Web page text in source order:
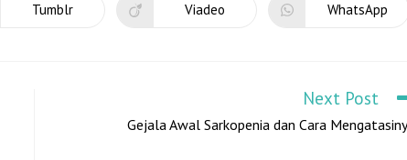
Tumblr Viadeo WhatsApp
Next Post
Gejala Awal Sarkopenia dan Cara